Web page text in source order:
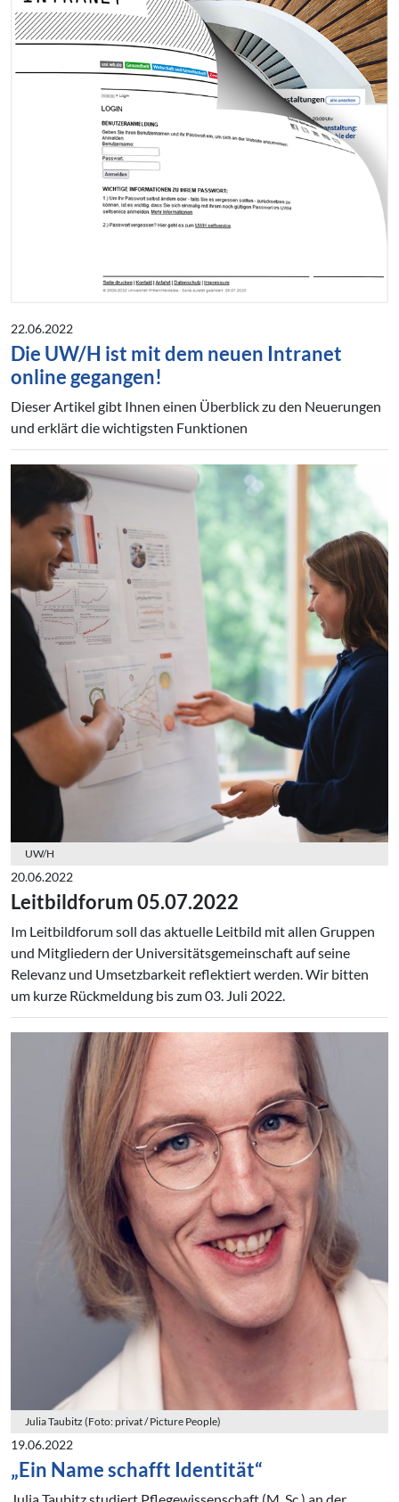
22.06.2022
Die UW/H ist mit dem neuen Intranet
online gegangen!
Dieser Artikel gibt Ihnen einen Überblick zu den Neuerungen
und erklärt die wichtigsten Funktionen
UW/H
20.06.2022
Leitbildforum 05.07.2022
Im Leitbildforum soll das aktuelle Leitbild mit allen Gruppen
und Mitgliedern der Universitätsgemeinschaft auf seine
Relevanz und Umsetzbarkeit reflektiert werden. Wir bitten
um kurze Rückmeldung bis zum 03. Juli 2022.
Julia Taubitz (Foto: privat / Picture People)
19.06.2022
„Ein Name schafft Identität“